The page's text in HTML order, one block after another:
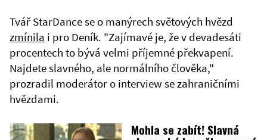
Tvář StarDance se o manýrech světových hvězd
zmínila i pro Deník. "Zajímavé je, že v devadesáti
procentech to bývá velmi příjemné překvapení.
Najdete slavného, ale normálního člověka,"
prozradil moderátor o interview se zahraničními
hvězdami.
Mohla se zabít! Slavná